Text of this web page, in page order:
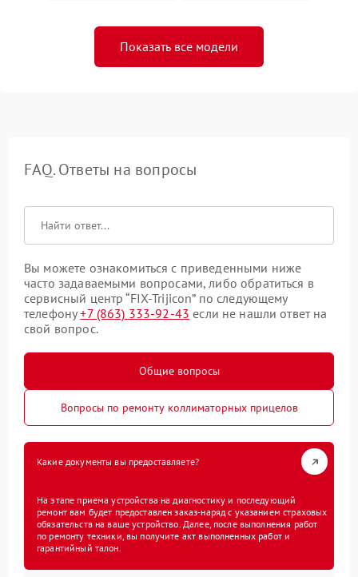
Показать все модели
FAQ. Ответы на вопросы
Вы можете ознакомиться с приведенными ниже
часто задаваемыми вопросами, либо обратиться в
сервисный центр “FIX-Trijicon” по следующему
телефону+7 (863) 333-92-43 если не нашли ответ на
свой вопрос.
Общие вопросы
Вопросы по ремонту коллиматорных прицелов
Какие документы вы предоставляете?
На этапе приема устройства на диагностику и последующий
ремонт вам будет предоставлен заказ-наряд с указанием страховых
обязательств на ваше устройство. Далее, после выполнения работ
по ремонту техники, вы получите акт выполненных работ и
гарантийный талон.